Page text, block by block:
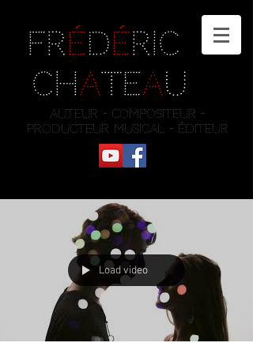
Frédéric
Chateau
auteur - compositeur -
producteur musical - éditeur
Load video